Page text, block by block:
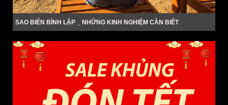
SAO BIỂN BÌNH LẬP _ NHỮNG KINH NGHIỆM CẦN BIẾT